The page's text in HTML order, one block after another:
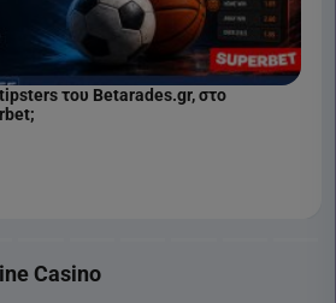
του Betarades.gr, στο
Casino